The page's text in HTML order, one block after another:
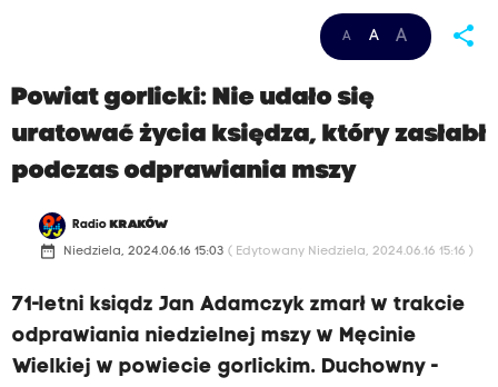
A A A share
Powiat gorlicki: Nie udało się
uratować życia księdza, który zasłabł
podczas odprawiania mszy
Radio KRAKÓW
date_range Niedziela, 2024.06.16 15:03 ( Edytowany Niedziela, 2024.06.16 15:16 )
71-letni ksiądz Jan Adamczyk zmarł w trakcie
odprawiania niedzielnej mszy w Męcinie
Wielkiej w powiecie gorlickim. Duchowny -